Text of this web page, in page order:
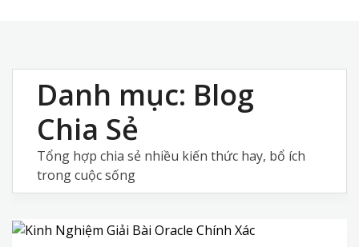
Danh mục: Blog
Chia Sẻ
Tổng hợp chia sẻ nhiều kiến thức hay, bổ ích
trong cuộc sống